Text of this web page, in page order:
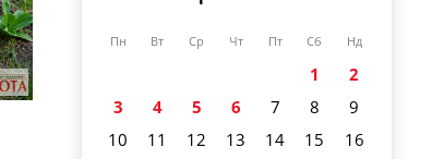
Пн Вт Ср Чт Пт Сб Нд
1
2
3
4 5 6 7 8
9
10
11 12 13 14 15
16